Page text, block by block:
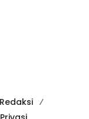
Redaksi